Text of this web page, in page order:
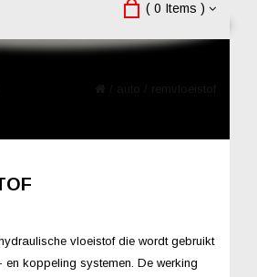
( 0 Items )
vloeistof die wordt gebruikt
en koppeling systemen. De werking